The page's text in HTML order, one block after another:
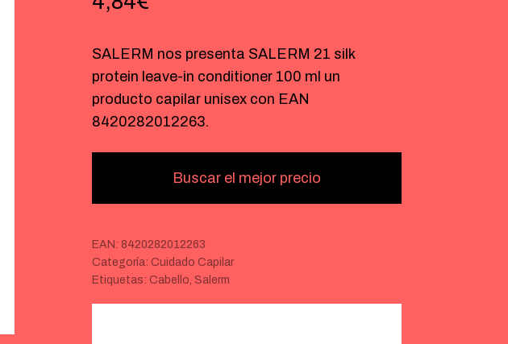
SALERM nos presenta SALERM 21 silk
protein leave-in conditioner 100 ml un
producto capilar unisex con EAN
8420282012263.
Buscar el mejor precio
EAN: 8420282012263
Categoría: Cuidado Capilar
Etiquetas: Cabello, Salerm